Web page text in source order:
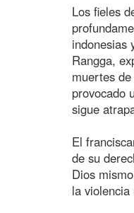
Los fieles
indonesias
Rangga,
muertes
provocado
sigue
El
de su
Dios
la violencia